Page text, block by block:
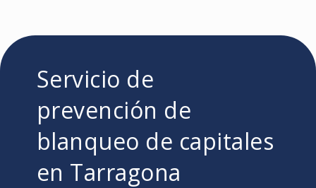
Servicio de
prevención de
blanqueo de capitales
en Tarragona